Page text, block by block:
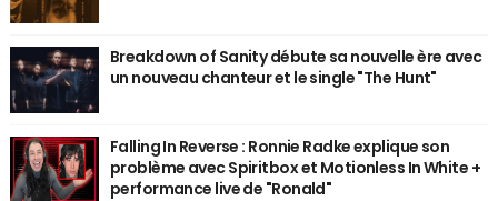
Breakdown of Sanity débute sa nouvelle ère avec
un nouveau chanteur et le single "The Hunt"
Falling In Reverse : Ronnie Radke explique son
problème avec Spiritbox et Motionless In White +
performance live de "Ronald"